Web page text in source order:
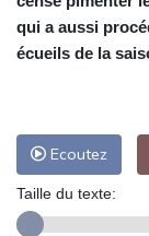
qui a aussi
écueils de la
Ecoutez
Taille du texte: